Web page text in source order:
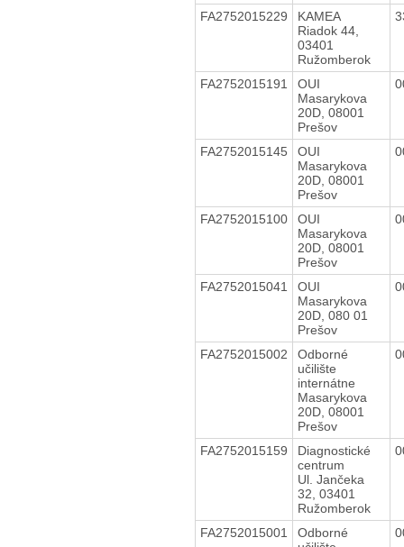
FA2752015229
KAMEA
Riadok 44,
03401
Ružomberok
FA2752015191
OUI
Masarykova
20D, 08001
Prešov
FA2752015145
OUI
Masarykova
20D, 08001
Prešov
FA2752015100
OUI
Masarykova
20D, 08001
Prešov
FA2752015041
OUI
Masarykova
20D, 080 01
Prešov
FA2752015002
Odborné
učilište
internátne
Masarykova
20D, 08001
Prešov
FA2752015159
Diagnostické
centrum
Ul. Jančeka
32, 03401
Ružomberok
FA2752015001
Odborné